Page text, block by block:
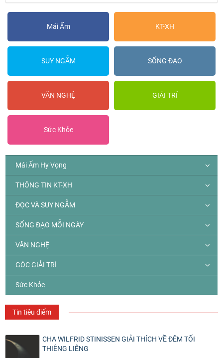
Mái Ấm KT-XH
SUY NGẪM SỐNG ĐẠO
VĂN NGHỆ GIẢI TRÍ
Sức Khỏe
Mái Ấm Hy Vọng
THÔNG TIN KT-XH
ĐỌC VÀ SUY NGẪM
SỐNG ĐẠO MỖI NGÀY
VĂN NGHỆ
GÓC GIẢI TRÍ
Sức Khỏe
Tin tiêu điểm
CHA WILFRID STINISSEN GIẢI THÍCH VỀ ĐÊM TỐI
THIÊNG LIÊNG